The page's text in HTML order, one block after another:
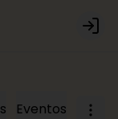
Login
Eventos